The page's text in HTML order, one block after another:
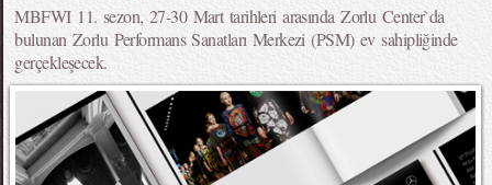
MBFWI 11. sezon, 27-30 Mart tarihleri arasında Zorlu Center`da
bulunan Zorlu Performans Sanatları Merkezi (PSM) ev sahipliğinde
gerçekleşecek.